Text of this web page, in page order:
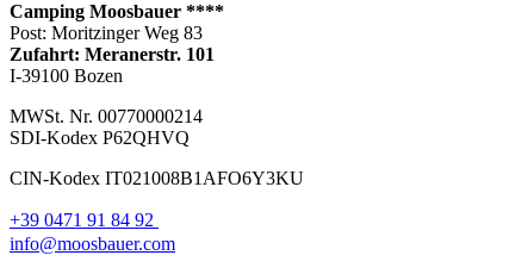
Camping Moosbauer ****
Post: Moritzinger Weg 83
Zufahrt: Meranerstr. 101
I-39100 Bozen
MWSt. Nr. 00770000214
SDI-Kodex P62QHVQ
CIN-Kodex IT021008B1AFO6Y3KU
+39 0471 91 84 92
info@moosbauer.com